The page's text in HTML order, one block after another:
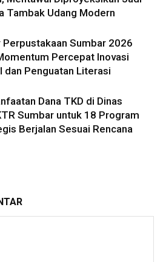
Tambak Udang Modern
Perpustakaan Sumbar 2026
Percepat Inovasi
dan Penguatan Literasi
Dana TKD di Dinas
Sumbar untuk 18 Program
Berjalan Sesuai Rencana